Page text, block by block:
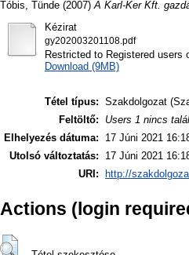
Tóbis, Tünde (2007) A Karl-Ker Kft.
Kézirat
gy202003201108.pdf
Restricted to Registered users
Download (9MB)
Tétel típus: Szakdolgozat
Feltöltő:
Users 1 nincs
Elhelyezés dátuma:
17 Júni 2021
Utolsó változtatás:
17 Júni 2021
URI:
http://
Actions (login